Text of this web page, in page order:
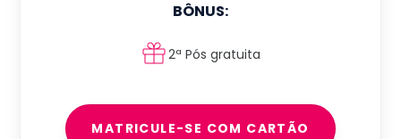
BÔNUS:
2ª Pós gratuita
MATRICULE-SE COM CARTÃO